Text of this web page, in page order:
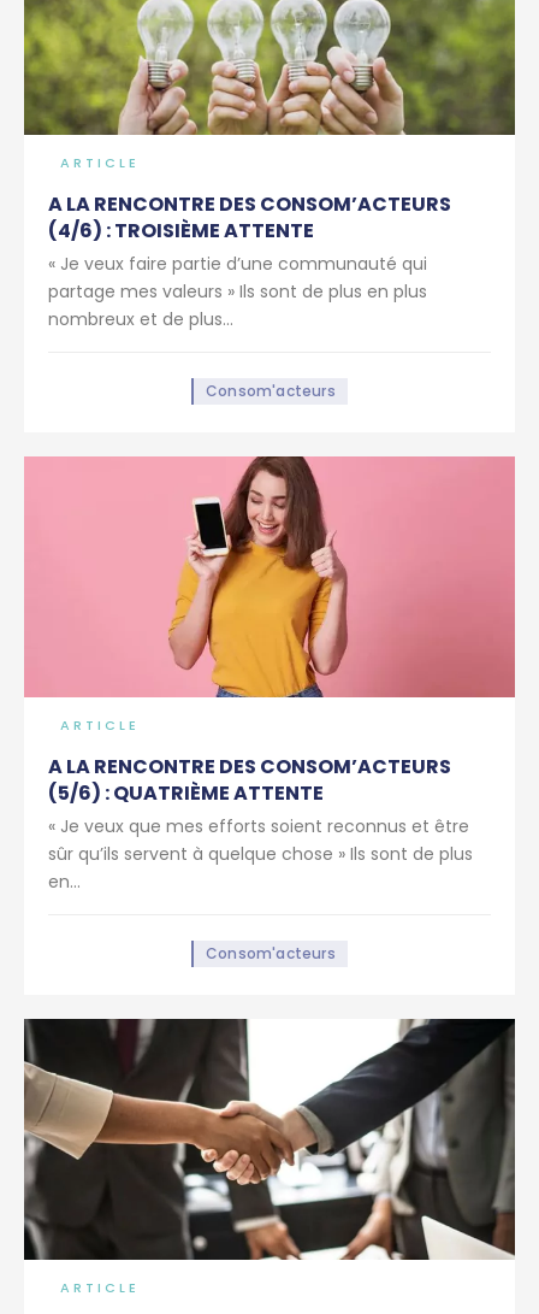
ARTICLE
A LA RENCONTRE DES CONSOM’ACTEURS
(4/6) : TROISIÈME ATTENTE
« Je veux faire partie d’une communauté qui
partage mes valeurs » Ils sont de plus en plus
nombreux et de plus...
Consom'acteurs
ARTICLE
A LA RENCONTRE DES CONSOM’ACTEURS
(5/6) : QUATRIÈME ATTENTE
« Je veux que mes efforts soient reconnus et être
sûr qu’ils servent à quelque chose » Ils sont de plus
en...
Consom'acteurs
ARTICLE